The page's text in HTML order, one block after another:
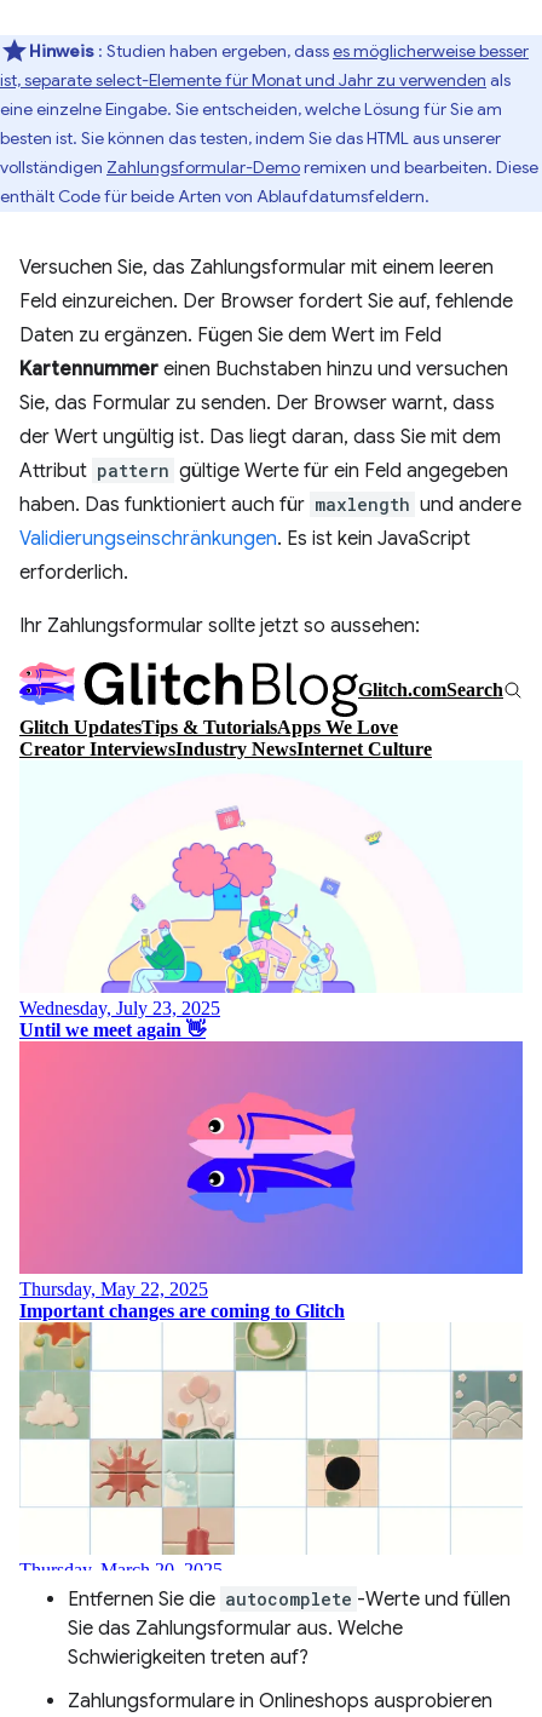
Hinweis : Studien haben ergeben, dasses möglicherweise besser
ist, separate select-Elemente für Monat und Jahr zu verwenden als
eine einzelne Eingabe. Sie entscheiden, welche Lösung für Sie am
besten ist. Sie können das testen, indem Sie das HTML aus unserer
vollständigen Zahlungsformular-Demoremixen und bearbeiten. Diese
enthält Code für beide Arten von Ablaufdatumsfeldern.
Versuchen Sie, das Zahlungsformular mit einem leeren
Feld einzureichen. Der Browser fordert Sie auf, fehlende
Daten zu ergänzen. Fügen Sie dem Wert im Feld
Kartennummer einen Buchstaben hinzu und versuchen
Sie, das Formular zu senden. Der Browser warnt, dass
der Wert ungültig ist. Das liegt daran, dass Sie mit dem
Attribut pattern gültige Werte für ein Feld angegeben
haben. Das funktioniert auch für maxlength und andere
Validierungseinschränkungen. Es ist kein JavaScript
erforderlich.
Ihr Zahlungsformular sollte jetzt so aussehen:
Entfernen Sie die autocomplete -Werte und füllen
Sie das Zahlungsformular aus. Welche
Schwierigkeiten treten auf?
Zahlungsformulare in Onlineshops ausprobieren